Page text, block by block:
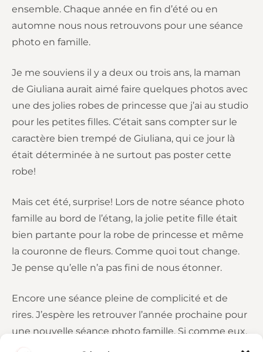
ensemble. Chaque année en fin d’été ou en
automne nous nous retrouvons pour une séance
photo en famille.
Je me souviens il y a deux ou trois ans, la maman
de Giuliana aurait aimé faire quelques photos avec
une des jolies robes de princesse que j’ai au studio
pour les petites filles. C’était sans compter sur le
caractère bien trempé de Giuliana, qui ce jour là
était déterminée à ne surtout pas poster cette
robe!
Mais cet été, surprise! Lors de notre séance photo
famille au bord de l’étang, la jolie petite fille était
bien partante pour la robe de princesse et même
la couronne de fleurs. Comme quoi tout change.
Je pense qu’elle n’a pas fini de nous étonner.
Encore une séance pleine de complicité et de
rires. J’espère les retrouver l’année prochaine pour
une nouvelle séance photo famille. Si comme eux,
vous souhaitez garder des souvenirs et voir